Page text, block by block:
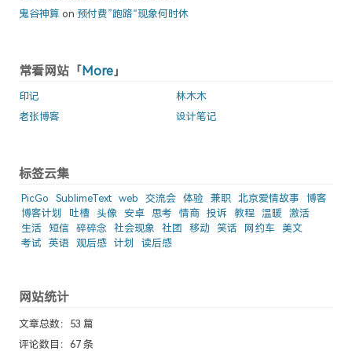
鬼谷神算 on 预付费”跑路“现象何时休
常看网站「 More 」
印记
林木木
老张博客
设计笔记
标签云集
PicGo SublimeText web 交流会 体验 兼职 北京爱情故事
博客
博客计划
吐槽 头像 安卓 思考 情商 投诉 教程 温暖 激活
生活
短信 碎碎念 社会现象 社团 移动 笑话 网约车 美文
考试 英语 观后感 计划 读后感
网站统计
文章总数：53 篇
评论数目：67 条